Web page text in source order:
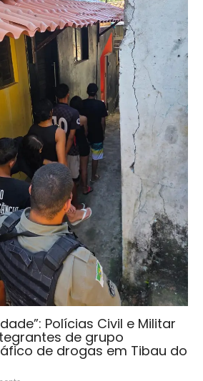
Polícias Civil e Militar
de grupo
de drogas em Tibau do